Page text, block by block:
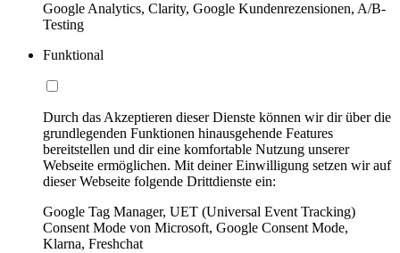
Google Analytics, Clarity, Google Kundenrezensionen, A/B-
Testing
Funktional
Durch das Akzeptieren dieser Dienste können wir dir über die
grundlegenden Funktionen hinausgehende Features
bereitstellen und dir eine komfortable Nutzung unserer
Webseite ermöglichen. Mit deiner Einwilligung setzen wir auf
dieser Webseite folgende Drittdienste ein:
Google Tag Manager, UET (Universal Event Tracking)
Consent Mode von Microsoft, Google Consent Mode,
Klarna, Freshchat